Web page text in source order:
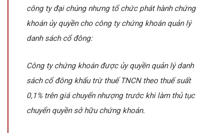
công ty đại chúng nhưng tổ chức phát hành chứng
khoán ủy quyền cho công ty chứng khoán quản lý
danh sách cổ đông:
Công ty chứng khoán được ủy quyền quản lý danh
sách cổ đông khấu trừ thuế TNCN theo thuế suất
0,1% trên giá chuyển nhượng trước khi làm thủ tục
chuyển quyền sở hữu chứng khoán.